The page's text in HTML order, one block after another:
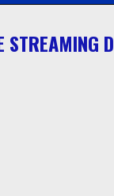
STREAMING